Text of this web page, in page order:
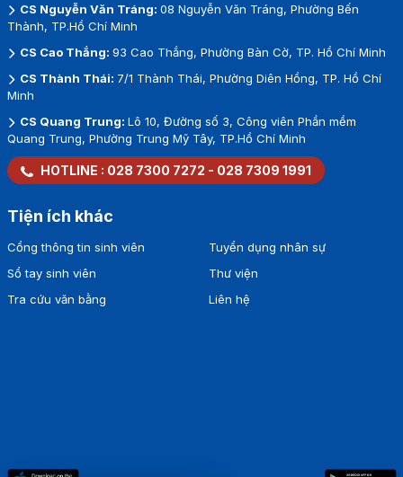
CS Nguyễn Văn Tráng: 08 Nguyễn Văn Tráng, Phường Bến
Thành, TP.Hồ Chí Minh
CS Cao Thắng: 93 Cao Thắng, Phường Bàn Cờ, TP. Hồ Chí Minh
CS Thành Thái: 7/1 Thành Thái, Phường Diên Hồng, TP. Hồ Chí
Minh
CS Quang Trung: Lô 10, Đường số 3, Công viên Phần mềm
Quang Trung, Phường Trung Mỹ Tây, TP.Hồ Chí Minh
HOTLINE : 028 7300 7272 - 028 7309 1991
Tiện ích khác
Cổng thông tin sinh viên
Sổ tay sinh viên
Tra cứu văn bằng
Tuyển dụng nhân sự
Thư viện
Liên hệ